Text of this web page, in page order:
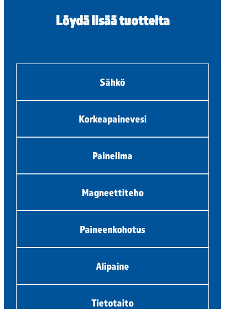
Löydä lisää tuotteita
Sähkö
Korkeapainevesi
Paineilma
Magneettiteho
Paineenkohotus
Alipaine
Tietotaito